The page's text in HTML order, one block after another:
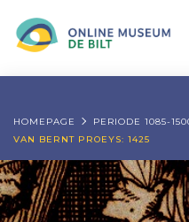
HOMEPAGE PERIODE 1085-
VAN BERNT PROEYS: 1425